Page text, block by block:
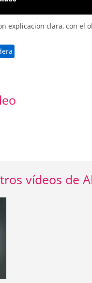
explicacion clara, con el
vídeos de